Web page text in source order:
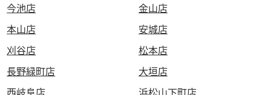
今池店
金山店
本山店
安城店
刈谷店
松本店
長野緑町店
大垣店
西岐阜店
浜松山下町店